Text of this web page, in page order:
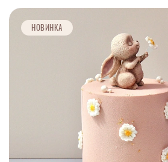
НОВИНКА